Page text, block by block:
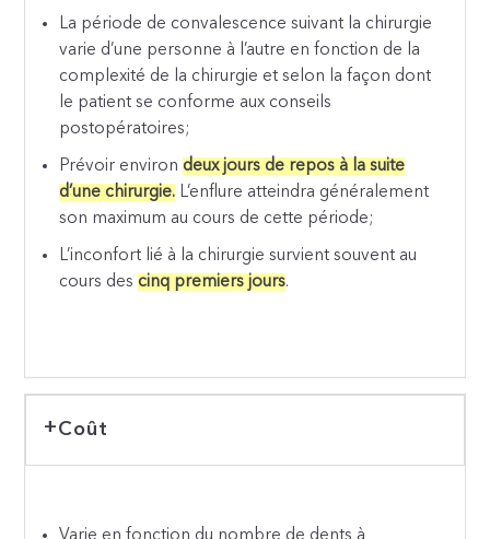
La période de convalescence suivant la chirurgie
varie d’une personne à l’autre en fonction de la
complexité de la chirurgie et selon la façon dont
le patient se conforme aux conseils
postopératoires;
Prévoir environdeux jours de repos à la suite
d’une chirurgie. L’enflure atteindra généralement
son maximum au cours de cette période;
L’inconfort lié à la chirurgie survient souvent au
cours des cinq premiers jours.
Coût
Varie en fonction du nombre de dents à